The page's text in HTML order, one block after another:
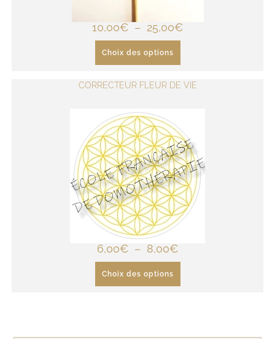
10,00€ – 25,00€
Choix des options
CORRECTEUR FLEUR DE VIE
6,00€ – 8,00€
Choix des options